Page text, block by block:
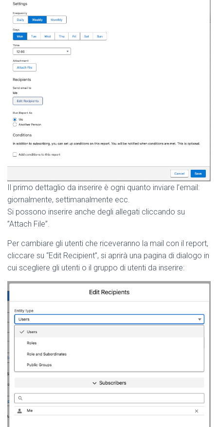
Il primo dettaglio da inserire è ogni quanto inviare l’email:
giornalmente, settimanalmente ecc.
Si possono inserire anche degli allegati cliccando su
”Attach File”.
Per cambiare gli utenti che riceveranno la mail con il report,
cliccare su “Edit Recipient”, si aprirà una pagina di dialogo in
cui scegliere gli utenti o il gruppo di utenti da inserire: